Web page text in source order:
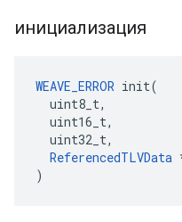
инициализация
WEAVE_ERROR init(
  uint8_t,
  uint16_t,
  uint32_t,
ReferencedTLVData
)